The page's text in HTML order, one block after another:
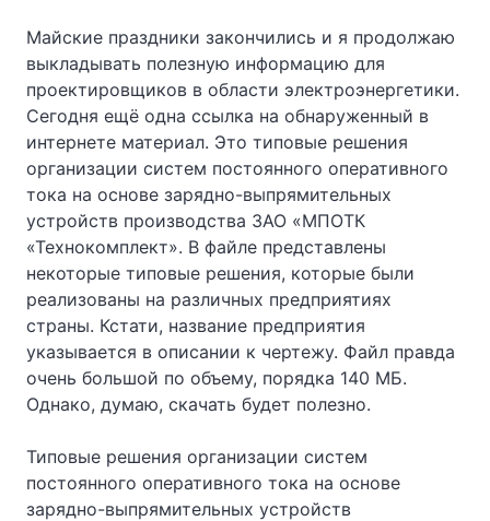
Майские праздники закончились и я продолжаю
выкладывать полезную информацию для
проектировщиков в области электроэнергетики.
Сегодня ещё одна ссылка на обнаруженный в
интернете материал. Это типовые решения
организации систем постоянного оперативного
тока на основе зарядно-выпрямительных
устройств производства ЗАО «МПОТК
«Технокомплект». В файле представлены
некоторые типовые решения, которые были
реализованы на различных предприятиях
страны. Кстати, название предприятия
указывается в описании к чертежу. Файл правда
очень большой по объему, порядка 140 МБ.
Однако, думаю, скачать будет полезно.
Типовые решения организации систем
постоянного оперативного тока на основе
зарядно-выпрямительных устройств